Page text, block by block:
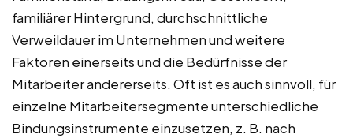
familiärer Hintergrund, durchschnittliche
Verweildauer im Unternehmen und weitere
Faktoren einerseits und die Bedürfnisse der
Mitarbeiter andererseits. Oft ist es auch sinnvoll, für
einzelne Mitarbeitersegmente unterschiedliche
Bindungsinstrumente einzusetzen, z. B. nach